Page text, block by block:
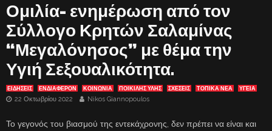
Ομιλία- ενημέρωση από τον
Σύλλογο Κρητών Σαλαμίνας
“Μεγαλόνησος” με θέμα την
Υγιή Σεξουαλικότητα.
ΕΙΔΗΣΕΙΣ ΕΝΔΙΑΦΈΡΟΝ ΚΟΙΝΩΝΙΑ ΠΟΙΚΙΛΗΣ ΥΛΗΣ ΣΧΕΣΕΙΣ ΤΟΠΙΚΑ ΝΕΑ ΥΓΕΙΑ
22 Οκτωβρίου 2022 Nikos Giannopoulos
Το γεγονός του βιασμού της εντεκάχρονης, δεν πρέπει να είναι και